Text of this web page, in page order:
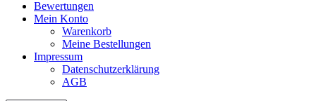
Bewertungen
Mein Konto
Warenkorb
Meine Bestellungen
Impressum
Datenschutzerklärung
AGB